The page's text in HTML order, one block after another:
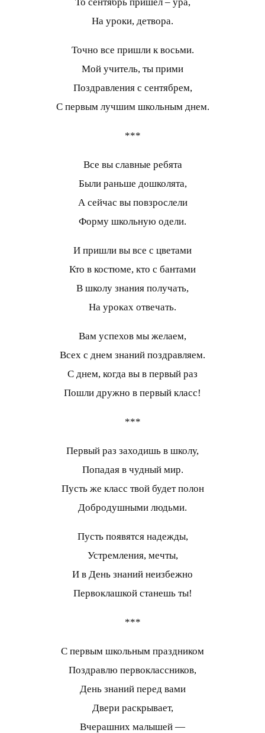
На уроки, детвора.
Точно все пришли к восьми.
Мой учитель, ты прими
Поздравления с сентябрем,
С первым лучшим школьным днем.
***
Все вы славные ребята
Были раньше дошколята,
А сейчас вы повзрослели
Форму школьную одели.
И пришли вы все с цветами
Кто в костюме, кто с бантами
В школу знания получать,
На уроках отвечать.
Вам успехов мы желаем,
Всех с днем знаний поздравляем.
С днем, когда вы в первый раз
Пошли дружно в первый класс!
***
Первый раз заходишь в школу,
Попадая в чудный мир.
Пусть же класс твой будет полон
Добродушными людьми.
Пусть появятся надежды,
Устремления, мечты,
И в День знаний неизбежно
Первоклашкой станешь ты!
***
С первым школьным праздником
Поздравлю первоклассников,
День знаний перед вами
Двери раскрывает,
Вчерашних малышей —